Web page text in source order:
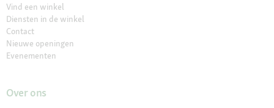
Vind een winkel
Diensten in de winkel
Contact
Nieuwe openingen
Evenementen
Over ons